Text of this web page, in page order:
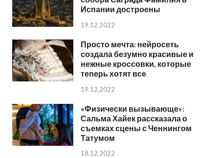
Испании достроены
19.12.2022
Просто мечта: нейросеть
создала безумно красивые и
нежные кроссовки, которые
теперь хотят все
19.12.2022
«Физически вызывающе»:
Сальма Хайек рассказала о
съемках сцены с Ченнингом
Татумом
18.12.2022